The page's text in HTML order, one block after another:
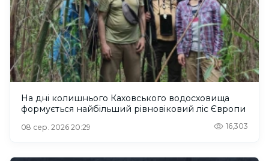
На дні колишнього Каховського водосховища
формується найбільший рівновіковий ліс Європи
08 сер. 2026 20:29 16,303